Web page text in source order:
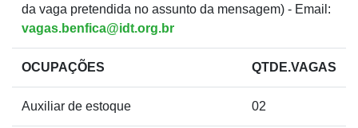
da vaga pretendida no assunto da mensagem) - Email:
vagas.benfica@idt.org.br
OCUPAÇÕES QTDE.VAGAS
Auxiliar de estoque 02